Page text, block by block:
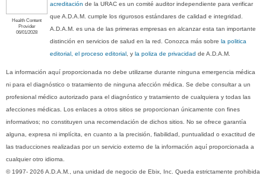
Health Content
Provider
06/01/2028
acreditación de la URAC es un comité auditor independiente para verificar
que A.D.A.M. cumple los rigurosos estándares de calidad e integridad.
A.D.A.M. es una de las primeras empresas en alcanzar esta tan importante
distinción en servicios de salud en la red. Conozca más sobre la politica
editorial, el proceso editorial , y la poliza de privacidad de A.D.A.M.
La información aquí proporcionada no debe utilizarse durante ninguna emergencia médica
ni para el diagnóstico o tratamiento de ninguna afección médica. Se debe consultar a un
profesional médico autorizado para el diagnóstico y tratamiento de cualquiera y todas las
afecciones médicas. Los enlaces a otros sitios se proporcionan únicamente con fines
informativos; no constituyen una recomendación de dichos sitios. No se ofrece garantía
alguna, expresa ni implícita, en cuanto a la precisión, fiabilidad, puntualidad o exactitud de
las traducciones realizadas por un servicio externo de la información aquí proporcionada a
cualquier otro idioma.
© 1997- 2026 A.D.A.M., una unidad de negocio de Ebix, Inc. Queda estrictamente prohibida